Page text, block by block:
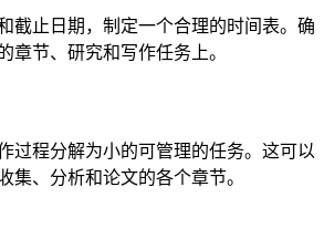
截止日期，制定一个合理的时间表。确
章节、研究和写作任务上。
过程分解为小的可管理的任务。这可以
集、分析和论文的各个章节。